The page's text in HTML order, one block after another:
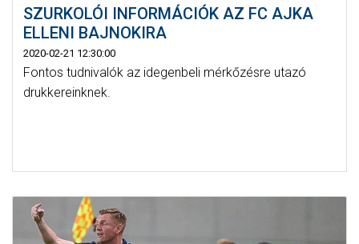
SZURKOLÓI INFORMÁCIÓK AZ FC AJKA
ELLENI BAJNOKIRA
2020-02-21 12:30:00
Fontos tudnivalók az idegenbeli mérkőzésre utazó
drukkereinknek.